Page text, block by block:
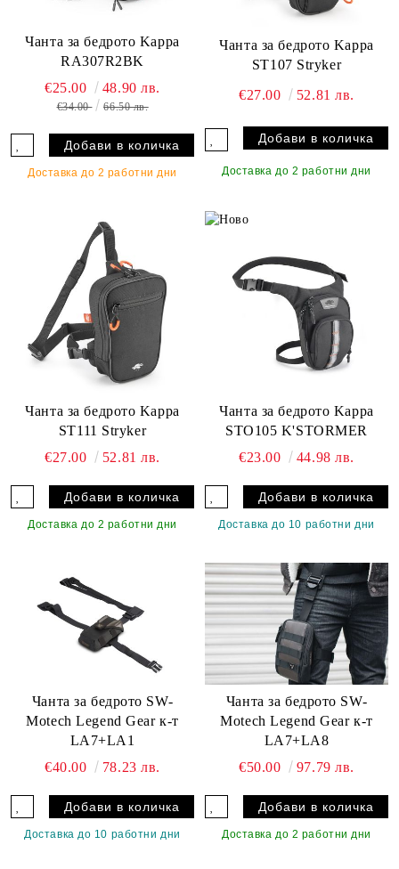
Чанта за бедрото Kappa
RA307R2BK
€25.00
48.90 лв.
€34.00 66.50 лв.
Доставка до 2 работни дни
Чанта за бедрото Kappa
ST107 Stryker
€27.00
52.81 лв.
Доставка до 2 работни дни
Чанта за бедрото Kappa
ST111 Stryker
€27.00
52.81 лв.
Доставка до 2 работни дни
Чанта за бедрото Kappa
STO105 K'STORMER
€23.00
44.98 лв.
Доставка до 10 работни дни
Чанта за бедрото SW-
Motech Legend Gear к-т
LA7+LA1
€40.00
78.23 лв.
Доставка до 10 работни дни
Чанта за бедрото SW-
Motech Legend Gear к-т
LA7+LA8
€50.00
97.79 лв.
Доставка до 2 работни дни